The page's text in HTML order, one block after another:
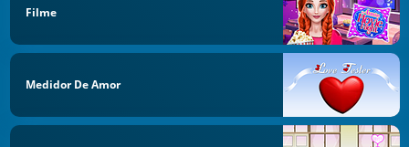
Filme
Medidor De Amor